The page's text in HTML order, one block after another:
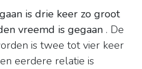
is drie keer zo groot
vreemd is gegaan . De
is twee tot vier keer
eerdere relatie is